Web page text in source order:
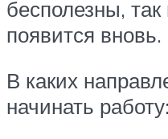
бесполезны, так
появится вновь.
В каких
начинать работу: